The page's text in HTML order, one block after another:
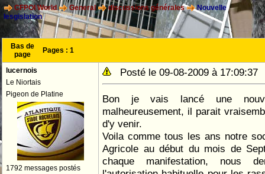
CFPOI World General discussions générales
Nouvelle
lesgislation
Bas de
page
Pages : 1
lucernois
Le Niortais
Pigeon de Platine
1792 messages postés
Posté le 09-08-2009 à
Bon je vais lancé une
malheureusement, il parait
d'y venir.
Voila comme tous les ans notre
Agricole au début du mois de
chaque manifestation, nous